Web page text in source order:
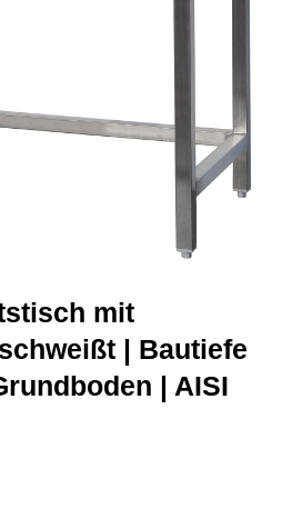
mit
| Bautiefe
| AISI